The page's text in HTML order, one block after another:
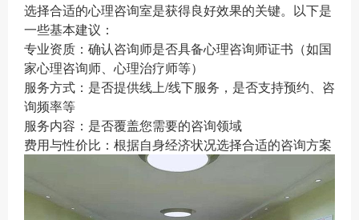
选择合适的心理咨询室是获得良好效果的关键。以下是
一些基本建议：
专业资质：确认咨询师是否具备心理咨询师证书（如国
家心理咨询师、心理治疗师等）
服务方式：是否提供线上/线下服务，是否支持预约、咨
询频率等
服务内容：是否覆盖您需要的咨询领域
费用与性价比：根据自身经济状况选择合适的咨询方案